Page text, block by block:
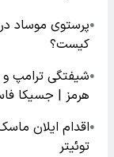
●پرستوی موساد
کیست؟
●شیفتگی ترامپ
هرمز | جسیکا
●اقدام ایلان
توئیتر